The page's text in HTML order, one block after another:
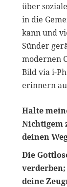
über
in die
kann und
Sünder
modernen
Bild via i-
erinnern
Halte
Nichtigem
deinen
Die
deine